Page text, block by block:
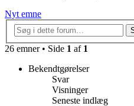
Nyt emne
26 emner • Side 1 af 1
Bekendtgørelser
Svar
Visninger
Seneste indlæg